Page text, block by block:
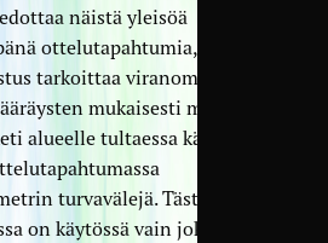
näistä yleisöä
ottelutapahtumia, mutta
tarkoittaa viranomaisten
mukaisesti muun
alueelle tultaessa käytetään
turvavälejä. Tästä syystä
on käytössä vain joka